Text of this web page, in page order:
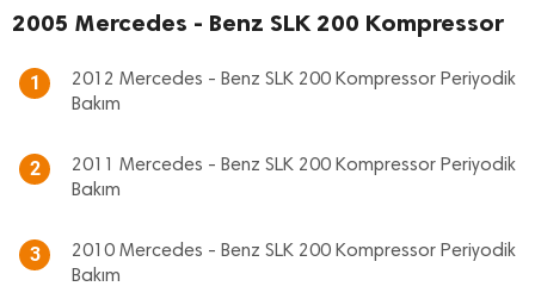
2005 Mercedes - Benz SLK 200 Kompressor
1
2012 Mercedes - Benz SLK 200 Kompressor Periyodik
Bakım
2
2011 Mercedes - Benz SLK 200 Kompressor Periyodik
Bakım
3
2010 Mercedes - Benz SLK 200 Kompressor Periyodik
Bakım